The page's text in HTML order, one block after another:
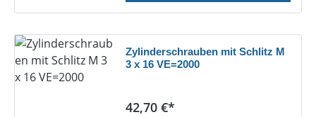
Zylinderschrauben mit Schlitz M
3 x 16 VE=2000
Regulärer Preis:
42,70 €*